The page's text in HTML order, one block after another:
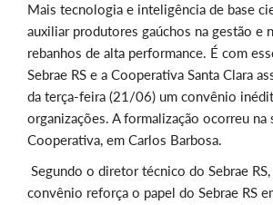
Mais tecnologia e inteligência de base
auxiliar produtores gaúchos na gestão e
rebanhos de alta performance. É com
Sebrae RS e a Cooperativa Santa Clara
da terça-feira (21/06) um convênio
organizações. A formalização ocorreu na
Cooperativa, em Carlos Barbosa.
Segundo o diretor técnico do Sebrae
convênio reforça o papel do Sebrae RS